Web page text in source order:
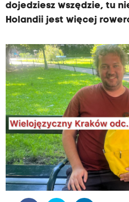
dojedziesz wszędzie, tu
Holandii jest więcej